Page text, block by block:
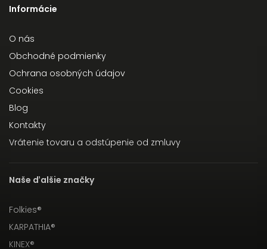
Informácie
O nás
Obchodné podmienky
Ochrana osobných údajov
Cookies
Blog
Kontakty
Vrátenie tovaru a odstúpenie od zmluvy
Naše ďalšie značky
Folkies®
KARPATHIA®
KINEX®